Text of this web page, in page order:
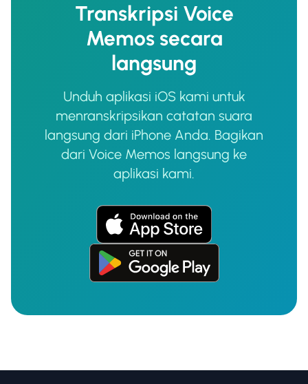
Transkripsi Voice
Memos secara
langsung
Unduh aplikasi iOS kami untuk
menranskripsikan catatan suara
langsung dari iPhone Anda. Bagikan
dari Voice Memos langsung ke
aplikasi kami.